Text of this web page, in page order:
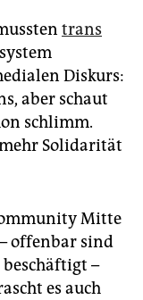
trans
Diskurs:
aber schaut
schlimm.
Solidarität
Mitte
offenbar sind
–
es auch